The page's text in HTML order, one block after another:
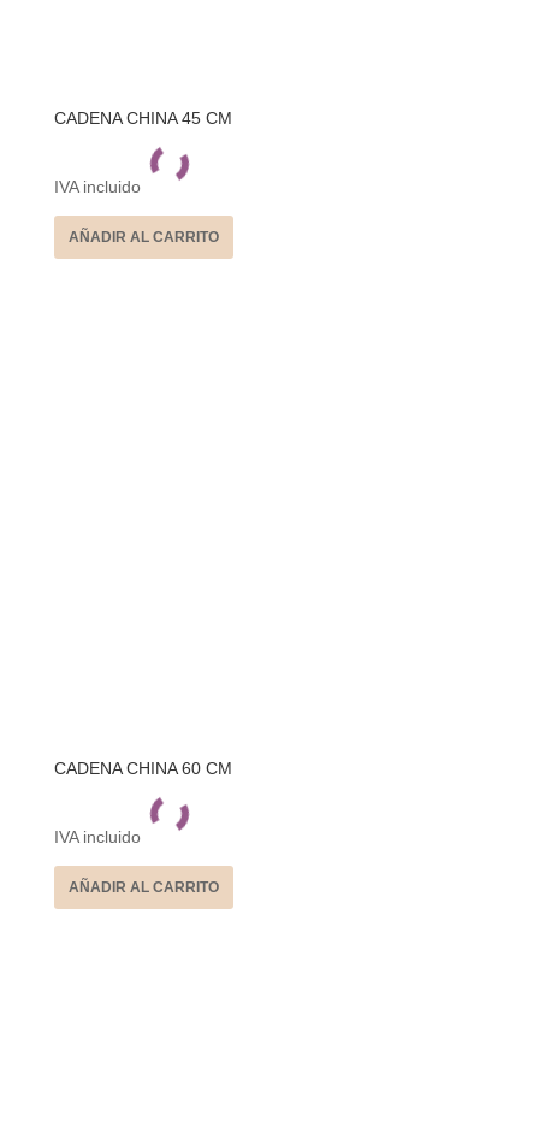
CADENA CHINA 45 CM
IVA incluido
AÑADIR AL CARRITO
CADENA CHINA 60 CM
IVA incluido
AÑADIR AL CARRITO